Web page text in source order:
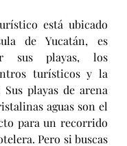
está ubicado
de Yucatán, es
sus playas, los
turísticos y la
playas de arena
aguas son el
para un recorrido
Pero si buscas